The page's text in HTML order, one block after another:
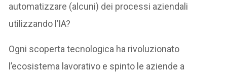
automatizzare (alcuni) dei processi aziendali
utilizzando l’IA?
Ogni scoperta tecnologica ha rivoluzionato
l’ecosistema lavorativo e spinto le aziende a